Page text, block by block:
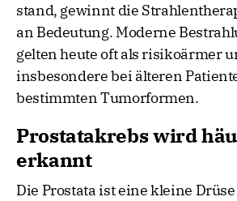
stand, gewinnt die
an Bedeutung. Moderne
gelten heute oft als risikoärmer
insbesondere bei älteren
bestimmten Tumorformen.
Prostatakrebs wird
erkannt
Die Prostata ist eine kleine